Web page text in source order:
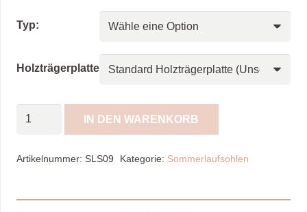
Typ:
Holzträgerplatte
Sommerlaufsohle
IN DEN WARENKORB
Artikelnummer: SLS09 Kategorie: Sommerlaufsohlen